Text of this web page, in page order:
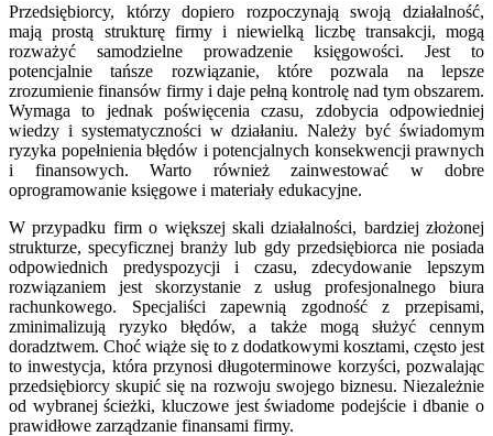
Przedsiębiorcy, którzy dopiero rozpoczynają swoją działalność,
mają prostą strukturę firmy i niewielką liczbę transakcji, mogą
rozważyć samodzielne prowadzenie księgowości. Jest to
potencjalnie tańsze rozwiązanie, które pozwala na lepsze
zrozumienie finansów firmy i daje pełną kontrolę nad tym obszarem.
Wymaga to jednak poświęcenia czasu, zdobycia odpowiedniej
wiedzy i systematyczności w działaniu. Należy być świadomym
ryzyka popełnienia błędów i potencjalnych konsekwencji prawnych
i finansowych. Warto również zainwestować w dobre
oprogramowanie księgowe i materiały edukacyjne.
W przypadku firm o większej skali działalności, bardziej złożonej
strukturze, specyficznej branży lub gdy przedsiębiorca nie posiada
odpowiednich predyspozycji i czasu, zdecydowanie lepszym
rozwiązaniem jest skorzystanie z usług profesjonalnego biura
rachunkowego. Specjaliści zapewnią zgodność z przepisami,
zminimalizują ryzyko błędów, a także mogą służyć cennym
doradztwem. Choć wiąże się to z dodatkowymi kosztami, często jest
to inwestycja, która przynosi długoterminowe korzyści, pozwalając
przedsiębiorcy skupić się na rozwoju swojego biznesu. Niezależnie
od wybranej ścieżki, kluczowe jest świadome podejście i dbanie o
prawidłowe zarządzanie finansami firmy.